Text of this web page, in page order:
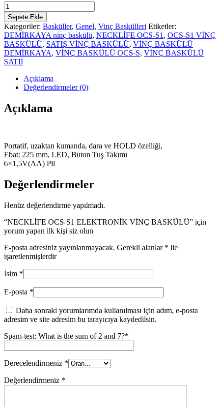
NECKLİFE
OCS-
S1
ELEKTRONİK
VİNÇ
BASKÜLÜ
adet
Sepete Ekle
Kategoriler: Basküller, Genel, Vinç Baskülleri Etiketler:
DEMİRKAYA ninç baskülü, NECKLİFE OCS-S1 , OCS-S1 VİNÇ
BASKÜLÜ, SATIŞ VİNÇ BASKÜLÜ, VİNÇ BASKÜLÜ
DEMİRKAYA, VİNÇ BASKÜLÜ OCS-S, VİNÇ BASKÜLÜ
SATIİ
Açıklama
Değerlendirmeler (0)
Açıklama
Portatif, uzaktan kumanda, dara ve HOLD özelliği,
Ebat: 225 mm, LED, Buton Tuş Takımı
6×1,5V(AA) Pil
Değerlendirmeler
Henüz değerlendirme yapılmadı.
“NECKLİFE OCS-S1 ELEKTRONİK VİNÇ BASKÜLÜ” için
yorum yapan ilk kişi siz olun
E-posta adresiniz yayınlanmayacak. Gerekli alanlar * ile
işaretlenmişlerdir
İsim *
E-posta *
Daha sonraki yorumlarımda kullanılması için adım, e-posta
adresim ve site adresim bu tarayıcıya kaydedilsin.
Spam-test: What is the sum of 2 and 7?*
Derecelendirmeniz *
Değerlendirmeniz *